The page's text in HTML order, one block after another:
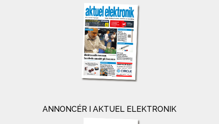
ANNONCÉR I AKTUEL ELEKTRONIK